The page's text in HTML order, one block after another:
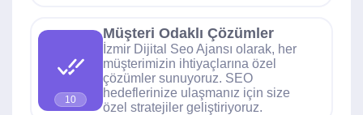
10
Müşteri Odaklı Çözümler
İzmir Dijital Seo Ajansı olarak, her
müşterimizin ihtiyaçlarına özel
çözümler sunuyoruz. SEO
hedeflerinize ulaşmanız için size
özel stratejiler geliştiriyoruz.